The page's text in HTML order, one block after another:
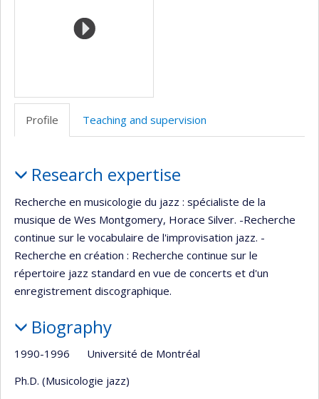
Profile Teaching and supervision
Research expertise
Recherche en musicologie du jazz : spécialiste de la
musique de Wes Montgomery, Horace Silver. -Recherche
continue sur le vocabulaire de l'improvisation jazz. -
Recherche en création : Recherche continue sur le
répertoire jazz standard en vue de concerts et d'un
enregistrement discographique.
Biography
1990-1996 Université de Montréal
Ph.D. (Musicologie jazz)